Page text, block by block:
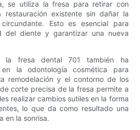
se utiliza la fresa para retirar con
existente sin dañar la
Esto es esencial para
del diente y garantizar una nueva
la fresa dental 701 también ha
la odontología cosmética para
remodelación y el contorno de los
corte precisa de la fresa permite a
realizar cambios sutiles en la forma
lo que da como resultado una
en la sonrisa.